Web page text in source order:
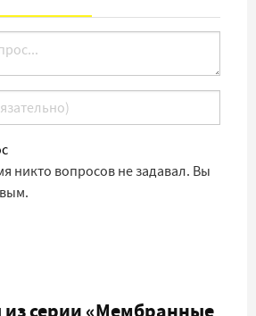
никто вопросов не задавал. Вы